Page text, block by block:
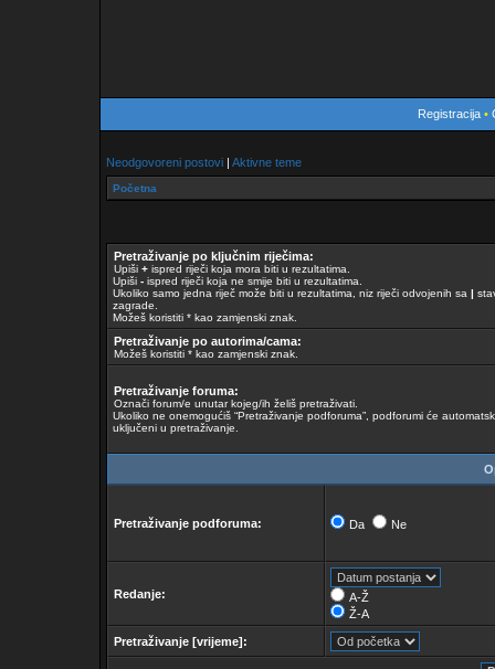
Registracija•
Neodgovoreni postovi | Aktivne teme
Početna
Pretraživanje po ključnim riječima:
Upiši + ispred riječi koja mora biti u rezultatima.
Upiši - ispred riječi koja ne smije biti u rezultatima.
Ukoliko samo jedna riječ može biti u rezultatima, niz riječi odvojenih sa |
zagrade.
Možeš koristiti * kao zamjenski znak.
Pretraživanje po autorima/cama:
Možeš koristiti * kao zamjenski znak.
Pretraživanje foruma:
Označi forum/e unutar kojeg/ih želiš pretraživati.
Ukoliko ne onemogućiš “Pretraživanje podforuma”, podforumi će
uključeni u pretraživanje.
Pretraživanje podforuma: Da Ne
Redanje:
A-Ž
Ž-A
Pretraživanje [vrijeme]: